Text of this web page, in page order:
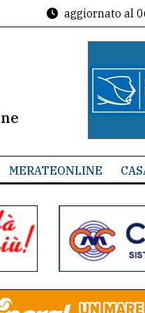
aggiornato al
MERATEONLINE